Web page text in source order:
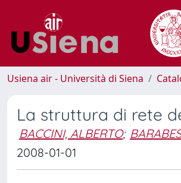
Usiena air - Università di Siena
La struttura di rete
BACCINI, ALBERTO;
2008-01-01